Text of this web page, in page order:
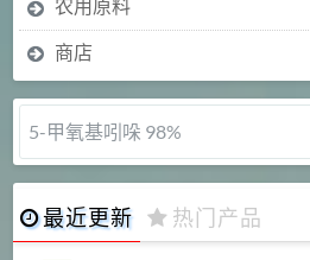
农用原料
商店
5-甲氧基吲哚 98%
最近更新 热门产品